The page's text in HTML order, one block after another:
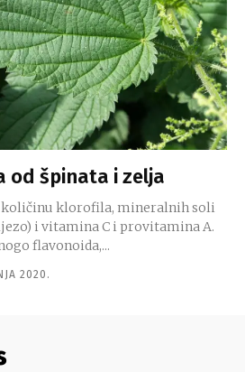
od špinata i zelja
količinu klorofila, mineralnih soli
i vitamina C i provitamina A.
flavonoida,...
2020.